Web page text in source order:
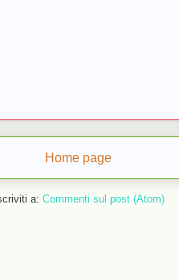
Home page
a: Commenti sul post (Atom)